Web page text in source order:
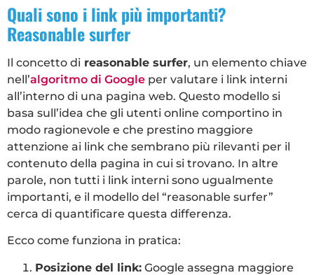
Quali sono i link più importanti?
Reasonable surfer
Il concetto di reasonable surfer, un elemento chiave
nell’algoritmo di Google per valutare i link interni
all’interno di una pagina web. Questo modello si
basa sull’idea che gli utenti online comportino in
modo ragionevole e che prestino maggiore
attenzione ai link che sembrano più rilevanti per il
contenuto della pagina in cui si trovano. In altre
parole, non tutti i link interni sono ugualmente
importanti, e il modello del “reasonable surfer”
cerca di quantificare questa differenza.
Ecco come funziona in pratica:
Posizione del link: Google assegna maggiore